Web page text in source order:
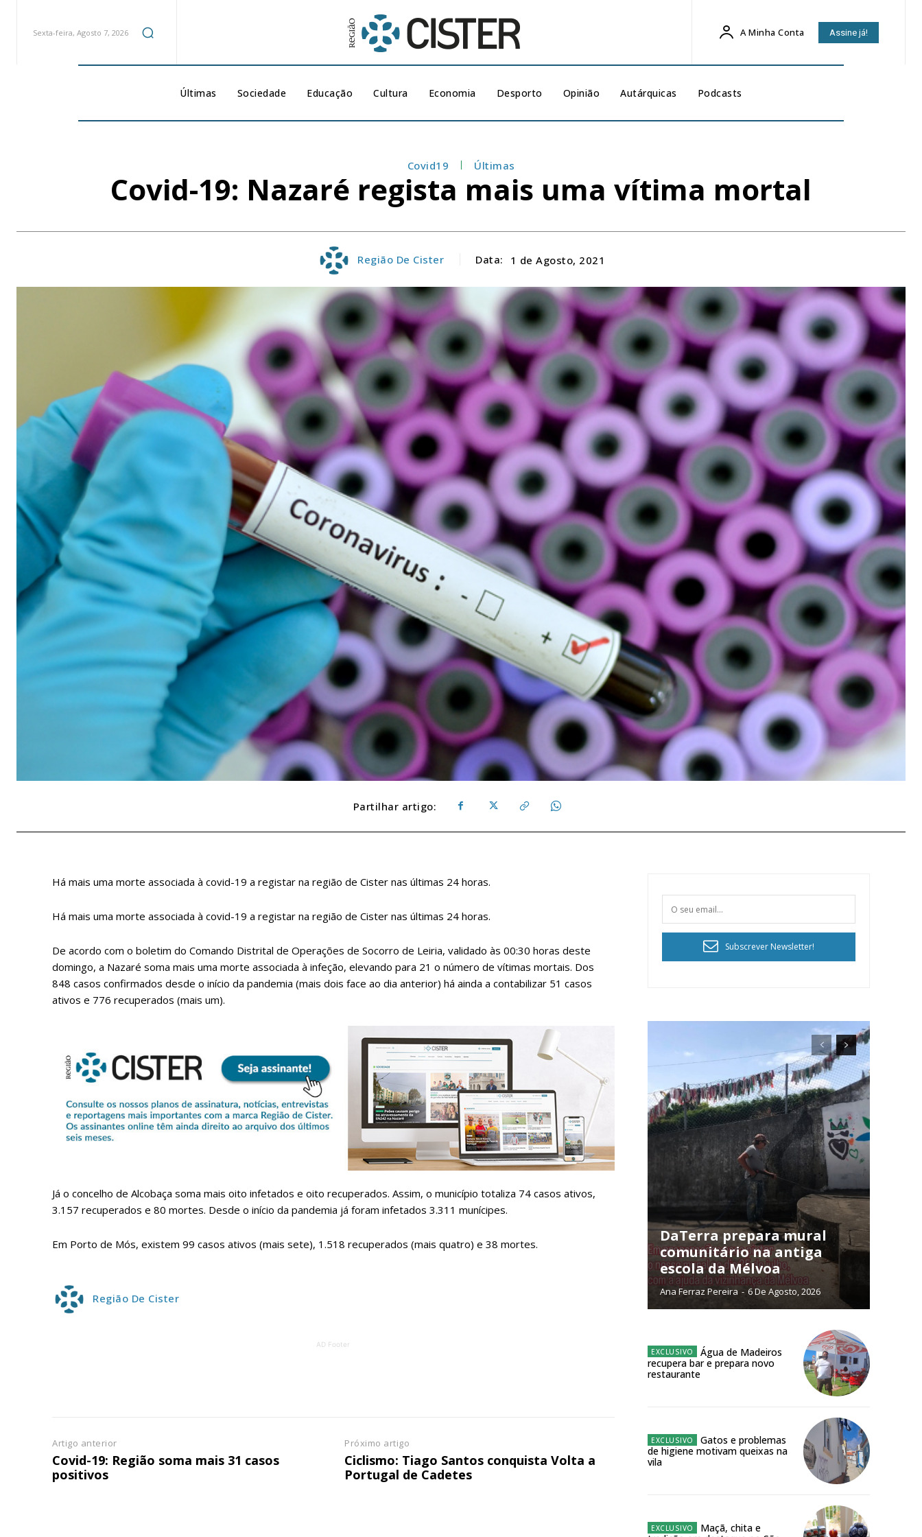
Planos de Assinatura
Faça-se assinante do Região de Cister e ajude-nos a manter este serviço público!
Sendo assinante terá acesso a todos os conteúdos exclusivos e versões digitais.
Escolha o plano de assinatura desejado:
IMPRESSA
Edição em papel entregue à Quinta-feira
ASSINATURA
DIGITAL ANUAL
12 meses
Acesso ao conteúdo online
Acesso aos conteúdos Exclusivos para
Sexta-feira, Agosto 7, 2026 A Minha Conta Assine já!
Últimas Sociedade Educação Cultura Economia Desporto Opinião Autárquicas Podcasts
Covid19 Últimas
Covid-19: Nazaré regista mais uma vítima mortal
Região De Cister Data: 1 de Agosto, 2021
Partilhar artigo:
Há mais uma morte associada à covid-19 a registar na região de Cister nas últimas 24 horas.
Há mais uma morte associada à covid-19 a registar na região de Cister nas últimas 24 horas.
De acordo com o boletim do Comando Distrital de Operações de Socorro de Leiria, validado às 00:30 horas deste
domingo, a Nazaré soma mais uma morte associada à infeção, elevando para 21 o número de vítimas mortais. Dos
848 casos confirmados desde o início da pandemia (mais dois face ao dia anterior) há ainda a contabilizar 51 casos
ativos e 776 recuperados (mais um).
Já o concelho de Alcobaça soma mais oito infetados e oito recuperados. Assim, o município totaliza 74 casos ativos,
3.157 recuperados e 80 mortes. Desde o início da pandemia já foram infetados 3.311 munícipes.
Em Porto de Mós, existem 99 casos ativos (mais sete), 1.518 recuperados (mais quatro) e 38 mortes.
Região De Cister
AD Footer
Artigo anterior
Covid-19: Região soma mais 31 casos
positivos
Próximo artigo
Ciclismo: Tiago Santos conquista Volta a
Portugal de Cadetes
Subscrever Newsletter!
DaTerra prepara mural
comunitário na antiga
escola da Mélvoa
Ana Ferraz Pereira - 6 De Agosto, 2026
Água de Madeiros
recupera bar e prepara novo
restaurante
Gatos e problemas
de higiene motivam queixas na
vila
Maçã, chita e